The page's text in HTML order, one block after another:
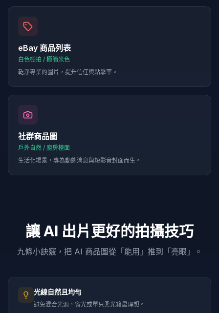
eBay 商品列表
白色棚拍 / 極簡米色
乾淨專業的圖片，提升信任與點擊率。
社群商品圖
戶外自然 / 廚房檯面
生活化場景，專為動態消息與短影音封面而生。
讓 AI 出片更好的拍攝技巧
九條小訣竅，把 AI 商品圖從「能用」推到「亮眼」。
光線自然且均勻
避免混合光源，窗光或單只柔光箱最理想。